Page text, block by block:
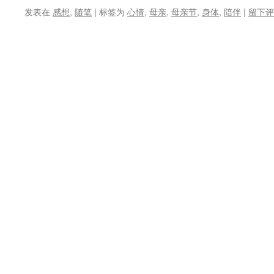
发表在 感想, 随笔 | 标签为 心情, 母亲, 母亲节, 身体, 陪伴 | 留下